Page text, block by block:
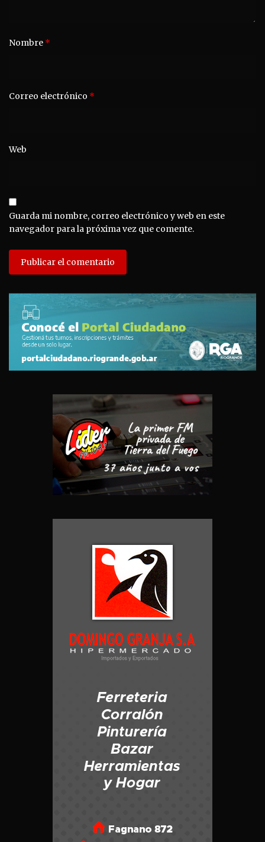
Nombre *
Correo electrónico *
Web
Guarda mi nombre, correo electrónico y web en este
navegador para la próxima vez que comente.